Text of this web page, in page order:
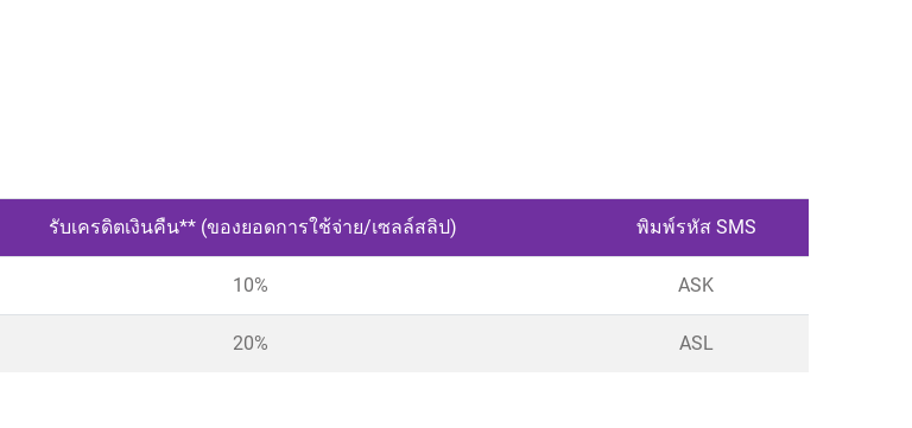
รับเครดิตเงินคืน** (ของยอดการใช้จ่าย/เซลล์สลิป) พิมพ์รหัส SMS
10% ASK
20% ASL